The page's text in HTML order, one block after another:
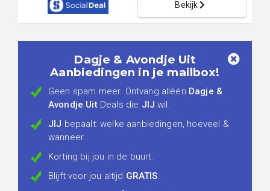
Bekijk
Dagje & Avondje Uit
Aanbiedingen in je mailbox!
Geen spam meer. Ontvang alléén Dagje &
Avondje UitDeals die JIJ wil.
JIJ bepaalt: welke aanbiedingen, hoeveel &
wanneer.
Korting bij jou in de buurt.
Blijft voor jou altijd GRATIS.